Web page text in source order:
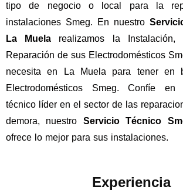
tipo de negocio o local para la
instalaciones Smeg. En nuestro
La Muela realizamos la Instalación,
Reparación de sus Electrodomésticos
necesita en La Muela para tener en
Electrodomésticos Smeg. Confíe en
técnico líder en el sector de las
demora, nuestro Servicio Técnico
ofrece lo mejor para sus instalaciones.
Experiencia